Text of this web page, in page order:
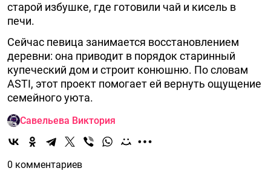
старой избушке, где готовили чай и кисель в
печи.
Сейчас певица занимается восстановлением
деревни: она приводит в порядок старинный
купеческий дом и строит конюшню. По словам
ASTI, этот проект помогает ей вернуть ощущение
семейного уюта.
Савельева Виктория
0 комментариев